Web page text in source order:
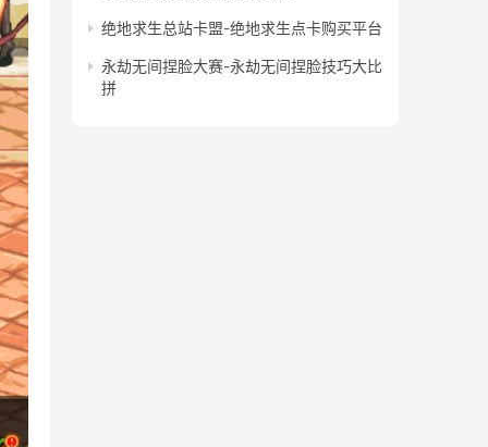
绝地求生总站卡盟-绝地求生点卡购买平台
永劫无间捏脸大赛-永劫无间捏脸技巧大比
拼